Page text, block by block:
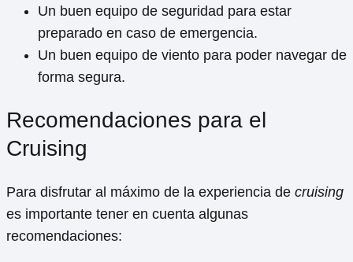
Un buen equipo de seguridad para estar
preparado en caso de emergencia.
Un buen equipo de viento para poder navegar de
forma segura.
Recomendaciones para el
Cruising
Para disfrutar al máximo de la experiencia de cruising
es importante tener en cuenta algunas
recomendaciones: